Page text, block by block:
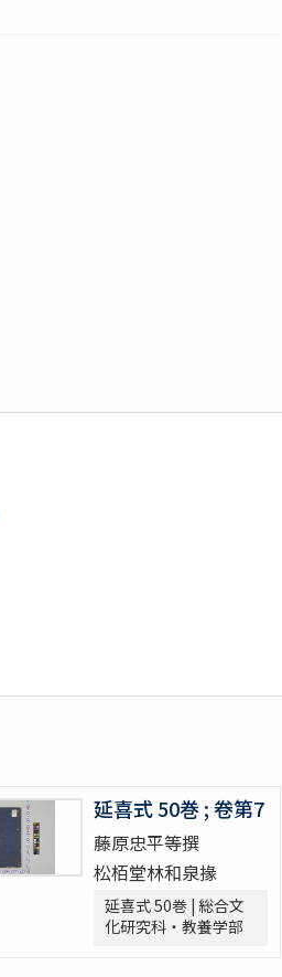
延喜式 50巻 ; 卷第7
藤原忠平等撰
松栢堂林和泉掾
延喜式 50巻 | 総合文
化研究科・教養学部